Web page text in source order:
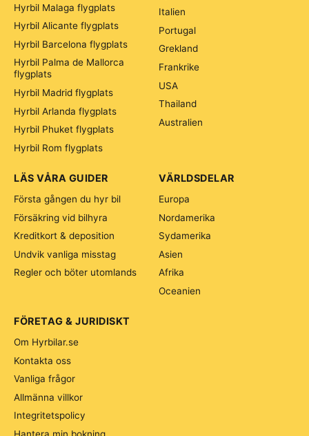
Hyrbil Malaga flygplats
Hyrbil Alicante flygplats
Hyrbil Barcelona flygplats
Hyrbil Palma de Mallorca
flygplats
Hyrbil Madrid flygplats
Hyrbil Arlanda flygplats
Hyrbil Phuket flygplats
Hyrbil Rom flygplats
Italien
Portugal
Grekland
Frankrike
USA
Thailand
Australien
VÄRLDSDELAR
Europa
Nordamerika
Sydamerika
Asien
Afrika
Oceanien
LÄS VÅRA GUIDER
Första gången du hyr bil
Försäkring vid bilhyra
Kreditkort & deposition
Undvik vanliga misstag
Regler och böter utomlands
FÖRETAG & JURIDISKT
Om Hyrbilar.se
Kontakta oss
Vanliga frågor
Allmänna villkor
Integritetspolicy